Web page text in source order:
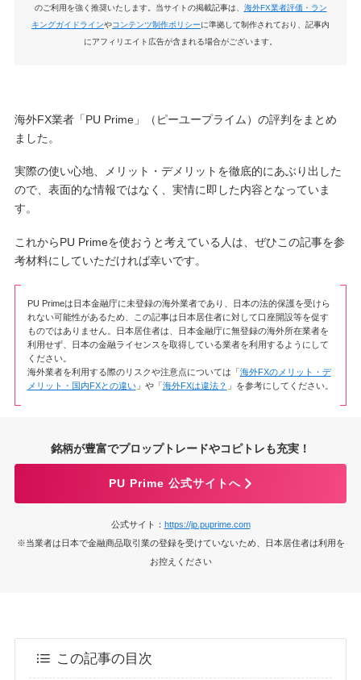
のご利用を強く推奨いたします。当サイトの掲載記事は、 海外FX業者評価・ラン
キングガイドラインやコンテンツ制作ポリシーに準拠して制作されており、記事内
にアフィリエイト広告が含まれる場合がございます。
海外FX業者「PU Prime」（ピーユープライム）の評判をまとめ
ました。
実際の使い心地、メリット・デメリットを徹底的にあぶり出した
ので、表面的な情報ではなく、実情に即した内容となっていま
す。
これからPU Primeを使おうと考えている人は、ぜひこの記事を参
考材料にしていただければ幸いです。
PU Primeは日本金融庁に未登録の海外業者であり、日本の法的保護を受けら
れない可能性があるため、この記事は日本居住者に対して口座開設等を促す
ものではありません。日本居住者は、日本金融庁に無登録の海外所在業者を
利用せず、日本の金融ライセンスを取得している業者を利用するようにして
ください。
海外業者を利用する際のリスクや注意点については「 海外FXのメリット・デ
メリット・国内FXとの違い」や「 海外FXは違法？ 」を参考にしてください。
銘柄が豊富でプロップトレードやコピトレも充実！
PU Prime 公式サイトへ
公式サイト： https://jp.puprime.com
※当業者は日本で金融商品取引業の登録を受けていないため、日本居住者は利用を
お控えください
この記事の目次